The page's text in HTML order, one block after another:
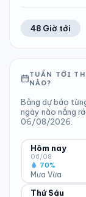
48 Giờ tới
TUẦN TỚI
NÀO?
Bảng dự báo
ngày nào nắng
06/08/2026.
Hôm nay
06/08
Mưa Vừa
70%
ĐỘ ẨM
Thứ Sáu